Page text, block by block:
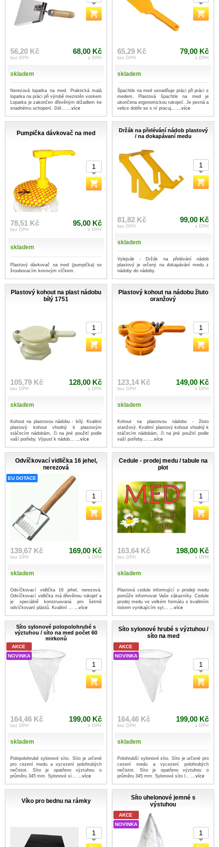
56,20 Kč
bez DPH
68,00 Kč
s DPH
skladem
Nerezová lopatka na med. Praktická malá
lopatka na práci při výrobě mezistěn voskem
Lopatka je zakončen dřevěným držadlem ke
snadnému uchopení. Dél... ...více
65,29 Kč
bez DPH
79,00 Kč
s DPH
skladem
Špachtle na med usnadňuje práci při práci s
medem. Plastová špachtle na med je
ukončena ergonomickou rukojetí. Je pevná a
velice dobře se s ní pracuj... ...více
Pumpička dávkovač na med
78,51 Kč
bez DPH
95,00 Kč
s DPH
skladem
Plastový dávkovač na med (pumpička) se
šroubovacím kovovým víčkem.
Držák na přelévání nádob plastový
/ na dokapávaní medu
81,82 Kč
bez DPH
99,00 Kč
s DPH
skladem
Vylejvák - Držák na přelévání nádob
plastový je určený na dokapávání medu z
nádoby do nádoby.
Plastový kohout na plast nádobu
bílý 1751
105,79 Kč
bez DPH
128,00 Kč
s DPH
skladem
Kohout na plastovou nádobu - bílý. Kvalitní
plastový kohout vhodný k plastovým
stáčecím nádobám, či na jiné použití podle
vaší potřeby. Výpusť k nádob... ...více
Plastový kohout na nádobu žluto
oranžový
123,14 Kč
bez DPH
149,00 Kč
s DPH
skladem
Kohout na plastovou nádobu - žluto
oranžový. Kvalitní plastový kohout vhodný k
stáčecím nádobám, či na jiné použití podle
vaší potřeby.... ...více
Odvíčkovací vidlička 16 jehel,
nerezová
EU DOTACE
139,67 Kč
bez DPH
169,00 Kč
s DPH
skladem
Odvíčkovací vidlička 16 jehel, nerezová.
Odvíčkovací vidlička má dřevěnou rukojeť a
je speciálně konstruovaná pro šetrné
odvíčkovaní plástů. Kvalitní ... ...více
Cedule - prodej medu / tabule na
plot
163,64 Kč
bez DPH
198,00 Kč
s DPH
skladem
Plastová cedule informující o prodeji medu
pomůže informovat Vaše zákazníky. Cedule
prodej medu ve velkém formátu s kvalitním
tiskem vynikajícím syt... ...více
Síto sylonové polopolohrubé s
výztuhou / síto na med počet 60
mirkonů
AKCE
NOVINKA
164,46 Kč
bez DPH
199,00 Kč
s DPH
skladem
Polopolohrubé sylonové síto. Síto je určené
pro cezení medu a vycezení polohrubých
nečistot. Síto je opatřeno výztuhou o
průměru 345 mm. Sylonové sí... ...více
Síto sylonové hrubé s výztuhou /
síto na med
AKCE
NOVINKA
164,46 Kč
bez DPH
199,00 Kč
s DPH
skladem
Polohrubší sylonové síto. Síto je určené pro
cezení medu a vycezení polohrubých
nečistot. Síto je opatřeno výztuhou o
průměru 345 mm. Sylonové síto l... ...více
Víko pro bednu na rámky
Síto uhelonové jemné s
výstuhou
AKCE
NOVINKA